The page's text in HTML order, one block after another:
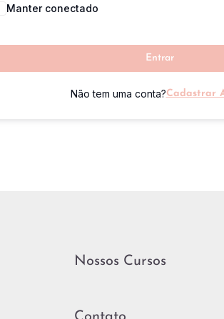
Manter conectado
Entrar
Não tem uma conta?Cadastrar
Nossos Cursos